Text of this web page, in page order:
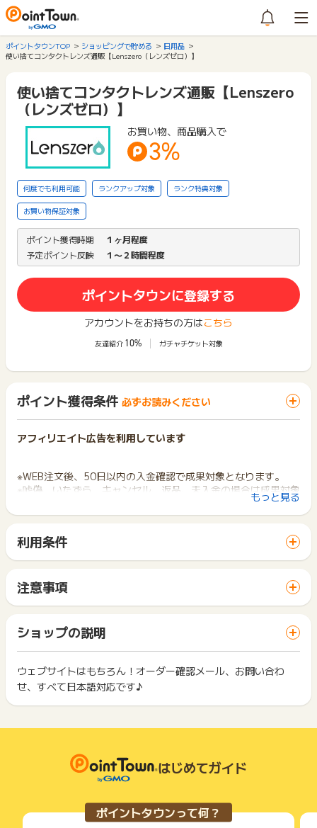
ポイントタウンTOP ショッピングで貯める
日用品
使い捨てコンタクトレンズ通販【Lenszero（レンズゼロ）】
使い捨てコンタクトレンズ通販【Lenszero
（レンズゼロ）】
お買い物、商品購入で
3%
何度でも利用可能 ランクアップ対象 ランク特典対象
お買い物保証対象
ポイント獲得時期
１ヶ月程度
予定ポイント反映
１〜２時間程度
ポイントタウンに登録する
アカウントをお持ちの方はこちら
友達紹介 10% ガチャチケット対象
ポイント獲得条件 必ずお読みください
アフィリエイト広告を利用しています
※WEB注文後、50日以内の入金確認で成果対象となります。
※嘘偽、いたずら、キャンセル、返品、未入金の場合は成果対象
でお問い合わせください。
ポイントについて、広告主に直接お問い合わせをした場合、ポ
※お申込み日から半年以上経過している場合、ポイントに関する
お問合せを承ることができません。あらかじめご了承くださ
い。
※ポイントに関するお問い合わせは、ポイントタウンのサポート
までお問い合わせください。ポイントについて、広告主に直接
お問い合わせをした場合、ポイント獲得対象外となる場合がご
ざいます。
もっと見る
利用条件
サイトに移動してからお申し込みやお買い物が完了するまでの
間に、同じブラウザ（※）で他のサイトに移動した場合はポイン
ト獲得ができません。
「 ショッピングでポイントGET 」ボタンを押した時とサービ
ス・お買い物利用時で、デバイス・ブラウザが異なる場合はポ
イント獲得ができません。
2回以上同じお買い物・サービスをご利用される場合は、毎回
ポイントタウンに戻り、「 ショッピングでポイントGET 」ボ
下記の事項に該当する場合、広告主側で対象外とみなし、「獲
・同一端末や同一世帯で、繰り返し利用不可のサービス・お買
い物を複数回ご利用された場合
・他のポイントサイトや比較サイト、検索サイトなどを経由し
ご利用前には、Cookieの削除をおこなっていただくことを推奨
します。
注意事項
一部のサービスにつきましては、1商品につき10円単位の金額
は切り捨てとなります。
ポイント獲得が1ポイント未満のものは切り捨てとなり、ポイ
ント履歴には記載されません。
原則として広告主側のポイント等を利用して支払われた金額分
につきましては、ポイントタウンのポイント獲得の対象には含
まれません。
各サービス・お買い物の獲得ポイントや獲得条件、キャンペー
ン期間が予告なしに変更される場合がございますが、ご利用さ
条件を達成しているかどうかは各広告主ではなく、代理店が行
っているため、広告主はポイントに関する詳細を把握しており
ショップの説明
ウェブサイトはもちろん！オーダー確認メール、お問い合わ
せ、すべて日本語対応です♪
はじめてガイド
ポイントタウンって何？